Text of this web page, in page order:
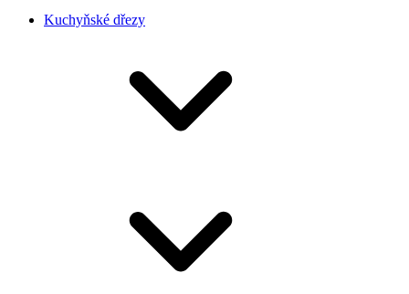
Kuchyňské dřezy